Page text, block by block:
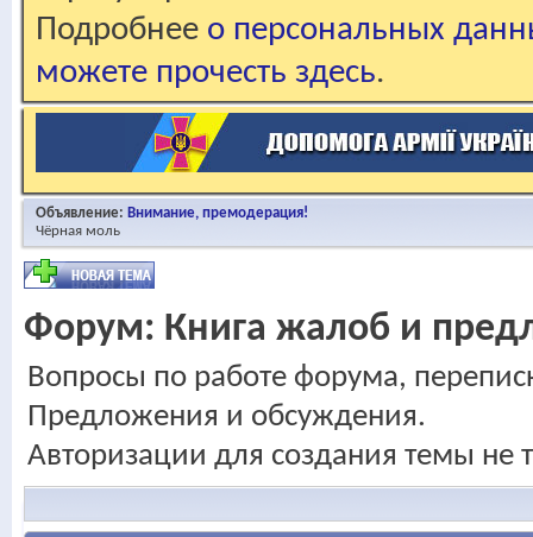
Подробнее о персональных
можете прочесть здесь.
Объявление: Внимание, премодерация!
Чёрная моль
Форум: Книга жалоб и
Вопросы по работе форума,
Предложения и обсуждения.
Авторизации для создания темы не